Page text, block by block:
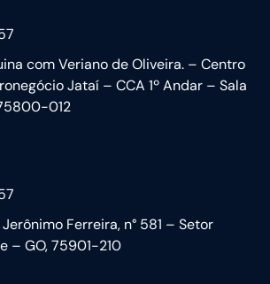
com Veriano de Oliveira. – Centro
Jataí – CCA 1º Andar – Sala
012
Ferreira, n° 581 – Setor
– GO, 75901-210